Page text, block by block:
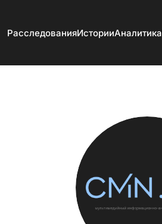
РасследованияИсторииАналитика